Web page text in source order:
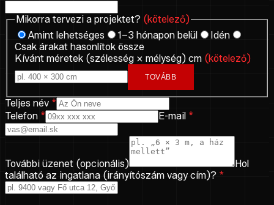
Mikorra tervezi a projektet? (kötelező)
Amint lehetséges
1–3 hónapon belül
Idén
Csak árakat hasonlítok össze
Kívánt méretek (szélesség × mélység) cm (kötelező)
TOVÁBB
Teljes név *
Telefon * E-mail *
További üzenet (opcionális)
Hol
található az ingatlana (irányítószám vagy cím)? *